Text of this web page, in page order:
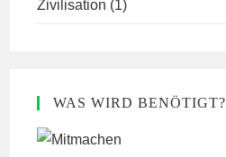
Zivilisation (1)
WAS WIRD BENÖTIGT?